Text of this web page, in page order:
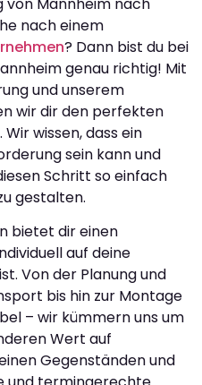
nach einem
? Dann bist du bei
genau richtig! Mit
und unserem
wir dir den perfekten
wissen, dass ein
sein kann und
Schritt so einfach
gestalten.
bietet dir einen
auf deine
Von der Planung und
bis hin zur Montage
– wir kümmern uns um
Wert auf
Gegenständen und